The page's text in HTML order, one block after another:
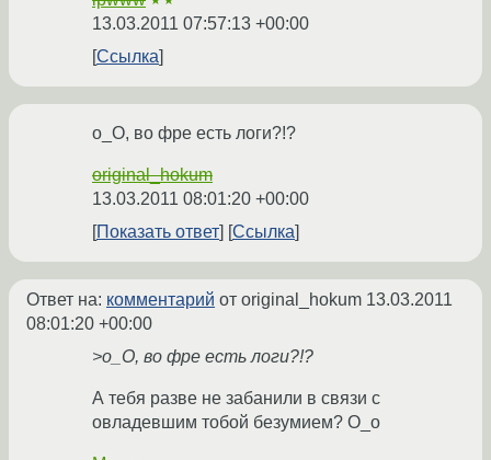
13.03.2011 07:57:13 +00:00
Ссылка
о_О, во фре есть логи?!?
original_hokum
13.03.2011 08:01:20 +00:00
Показать ответ
Ссылка
Ответ на: комментарий от original_hokum 13.03.2011
08:01:20 +00:00
>о_О, во фре есть логи?!?
А тебя разве не забанили в связи с
овладевшим тобой безумием? О_о